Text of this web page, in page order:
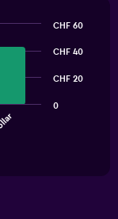
0
CHF 20
CHF 40
CHF 60